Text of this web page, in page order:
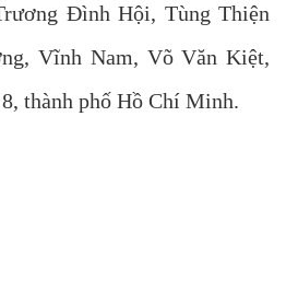
Đình Hội, Tùng Thiện
Vĩnh Nam, Võ Văn Kiệt,
thành phố Hồ Chí Minh.